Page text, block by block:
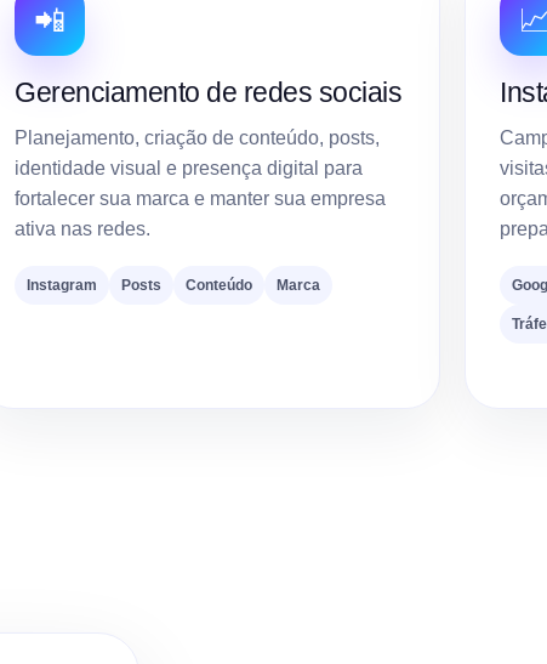
📲
Gerenciamento de redes sociais
Planejamento, criação de conteúdo, posts,
identidade visual e presença digital para
fortalecer sua marca e manter sua empresa
ativa nas redes.
Instagram Posts Conteúdo Marca